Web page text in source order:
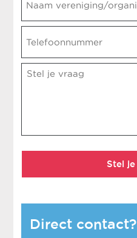
vereniging/organisatie
Opmerking
Direct contact?